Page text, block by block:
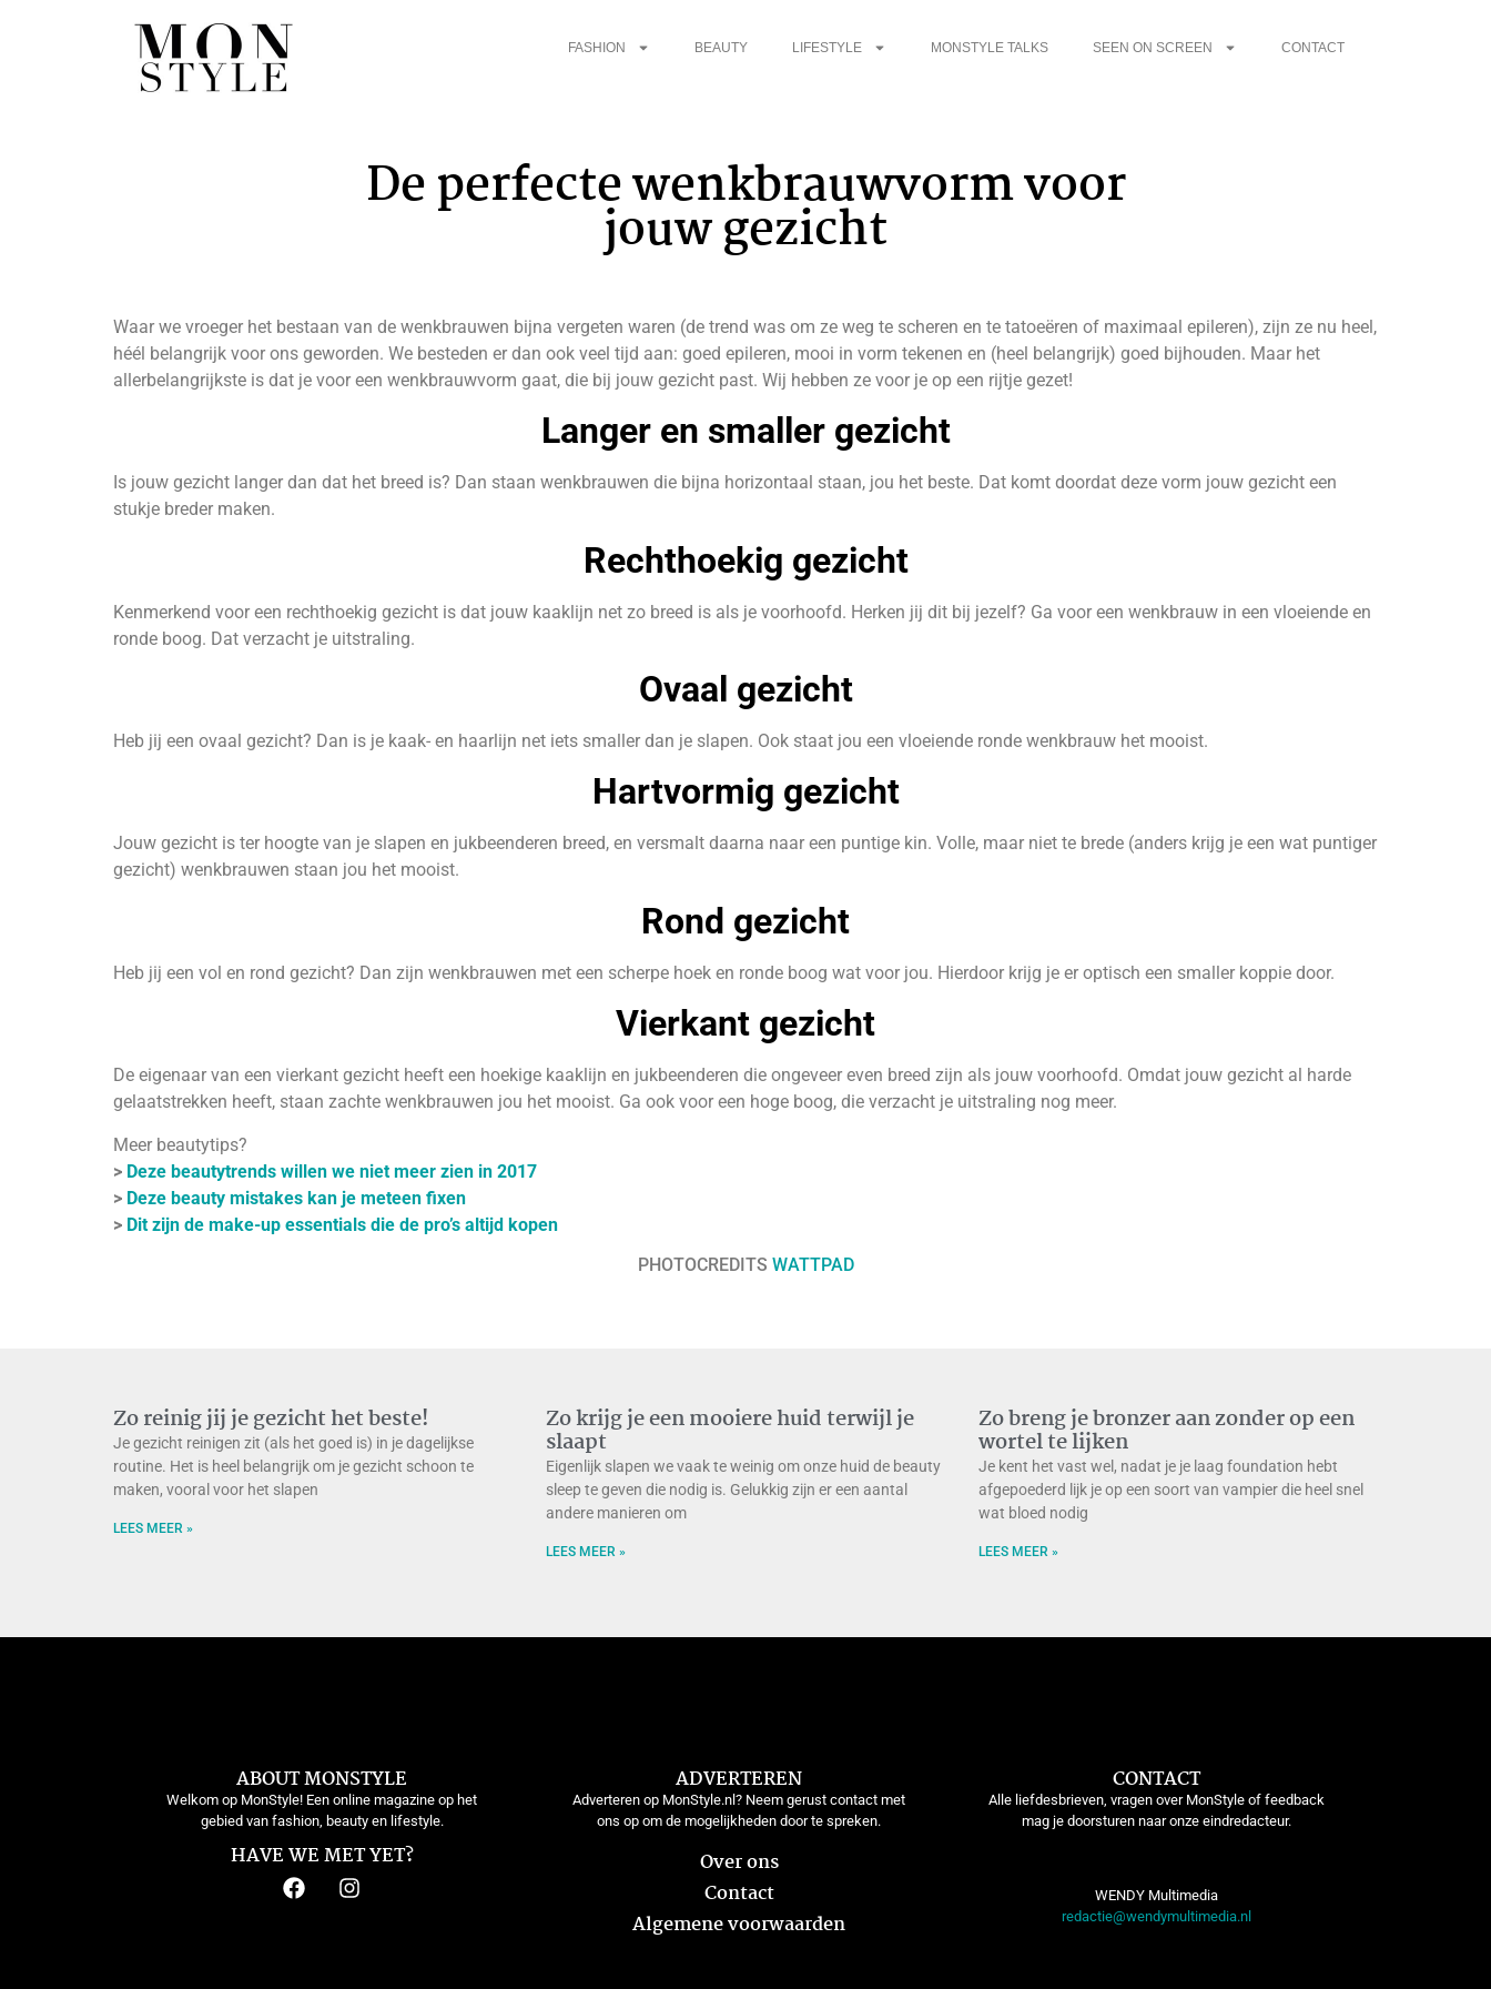
FASHION BEAUTY LIFESTYLE MONSTYLE TALKS SEEN ON SCREEN CONTACT
De perfecte wenkbrauwvorm voor
jouw gezicht
Waar we vroeger het bestaan van de wenkbrauwen bijna vergeten waren (de trend was om ze weg te scheren en te tatoeëren of maximaal epileren), zijn ze nu heel,
héél belangrijk voor ons geworden. We besteden er dan ook veel tijd aan: goed epileren, mooi in vorm tekenen en (heel belangrijk) goed bijhouden. Maar het
allerbelangrijkste is dat je voor een wenkbrauwvorm gaat, die bij jouw gezicht past. Wij hebben ze voor je op een rijtje gezet!
Langer en smaller gezicht
Is jouw gezicht langer dan dat het breed is? Dan staan wenkbrauwen die bijna horizontaal staan, jou het beste. Dat komt doordat deze vorm jouw gezicht een
stukje breder maken.
Rechthoekig gezicht
Kenmerkend voor een rechthoekig gezicht is dat jouw kaaklijn net zo breed is als je voorhoofd. Herken jij dit bij jezelf? Ga voor een wenkbrauw in een vloeiende en
ronde boog. Dat verzacht je uitstraling.
Ovaal gezicht
Heb jij een ovaal gezicht? Dan is je kaak- en haarlijn net iets smaller dan je slapen. Ook staat jou een vloeiende ronde wenkbrauw het mooist.
Hartvormig gezicht
Jouw gezicht is ter hoogte van je slapen en jukbeenderen breed, en versmalt daarna naar een puntige kin. Volle, maar niet te brede (anders krijg je een wat puntiger
gezicht) wenkbrauwen staan jou het mooist.
Rond gezicht
Heb jij een vol en rond gezicht? Dan zijn wenkbrauwen met een scherpe hoek en ronde boog wat voor jou. Hierdoor krijg je er optisch een smaller koppie door.
Vierkant gezicht
De eigenaar van een vierkant gezicht heeft een hoekige kaaklijn en jukbeenderen die ongeveer even breed zijn als jouw voorhoofd. Omdat jouw gezicht al harde
gelaatstrekken heeft, staan zachte wenkbrauwen jou het mooist. Ga ook voor een hoge boog, die verzacht je uitstraling nog meer.
Meer beautytips?
> Deze beautytrends willen we niet meer zien in 2017
> Deze beauty mistakes kan je meteen fixen
> Dit zijn de make-up essentials die de pro’s altijd kopen
PHOTOCREDITS WATTPAD
Zo reinig jij je gezicht het beste!
Je gezicht reinigen zit (als het goed is) in je dagelijkse
routine. Het is heel belangrijk om je gezicht schoon te
maken, vooral voor het slapen
LEES MEER »
Zo krijg je een mooiere huid terwijl je
slaapt
Eigenlijk slapen we vaak te weinig om onze huid de beauty
sleep te geven die nodig is. Gelukkig zijn er een aantal
andere manieren om
LEES MEER »
Zo breng je bronzer aan zonder op een
wortel te lijken
Je kent het vast wel, nadat je je laag foundation hebt
afgepoederd lijk je op een soort van vampier die heel snel
wat bloed nodig
LEES MEER »
ABOUT MONSTYLE
Welkom op MonStyle! Een online magazine op het
gebied van fashion, beauty en lifestyle.
HAVE WE MET YET?
ADVERTEREN
Adverteren op MonStyle.nl? Neem gerust contact met
ons op om de mogelijkheden door te spreken.
Over ons
Contact
Algemene voorwaarden
CONTACT
Alle liefdesbrieven, vragen over MonStyle of feedback
mag je doorsturen naar onze eindredacteur.
WENDY Multimedia
redactie@wendymultimedia.nl